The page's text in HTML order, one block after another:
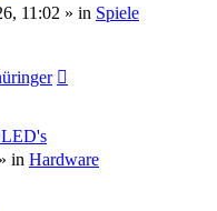
11:02 » in Spiele
» in Hardware